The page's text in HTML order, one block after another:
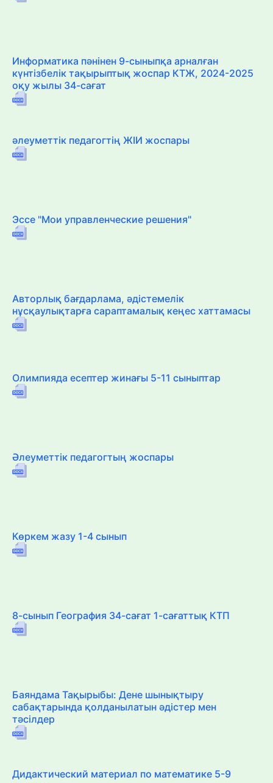
Информатика пәнінен 9-сыныпқа арналған
күнтізбелік тақырыптық жоспар КТЖ, 2024-2025
оқу жылы 34-сағат
әлеуметтік педагогтің ЖІИ жоспары
Эссе "Мои управленческие решения"
Авторлық бағдарлама, әдістемелік
нұсқаулықтарға сараптамалық кеңес хаттамасы
Олимпияда есептер жинағы 5-11 сыныптар
Әлеуметтік педагогтың жоспары
Көркем жазу 1-4 сынып
8-сынып География 34-сағат 1-сағаттық КТП
Баяндама Тақырыбы: Дене шынықтыру
сабақтарында қолданылатын әдістер мен
тәсілдер
Дидактический материал по математике 5-9